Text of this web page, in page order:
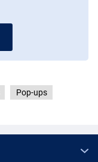
Pop-ups